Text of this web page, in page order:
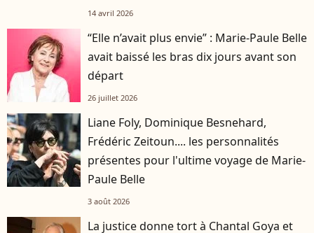
14 avril 2026
“Elle n’avait plus envie” : Marie-Paule Belle
avait baissé les bras dix jours avant son
départ
26 juillet 2026
Liane Foly, Dominique Besnehard,
Frédéric Zeitoun.... les personnalités
présentes pour l'ultime voyage de Marie-
Paule Belle
3 août 2026
La justice donne tort à Chantal Goya et